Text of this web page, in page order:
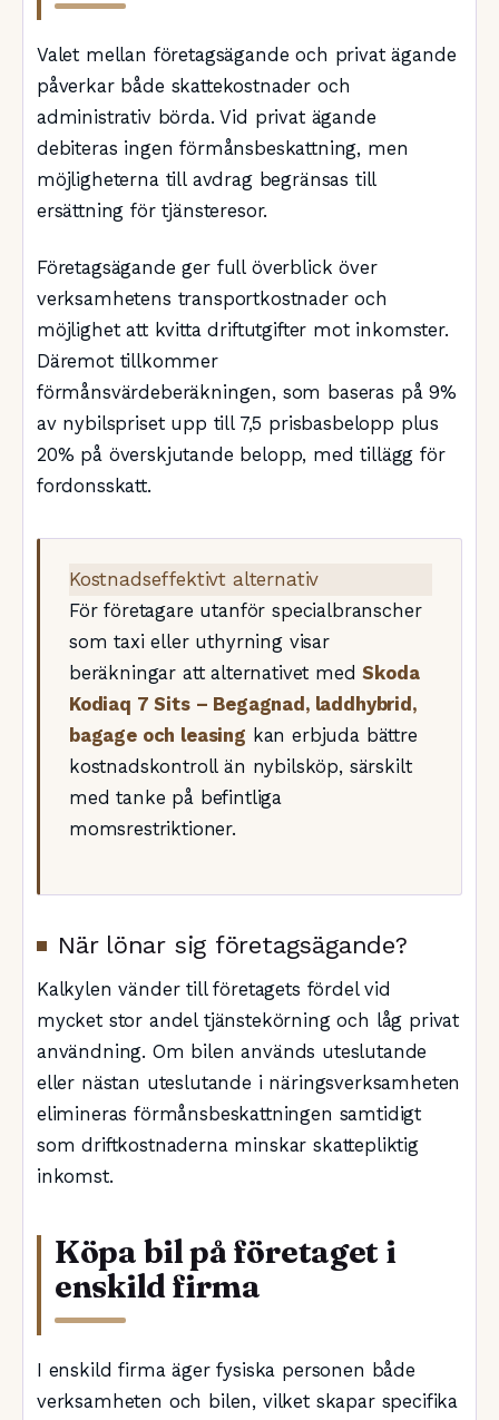
Valet mellan företagsägande och privat ägande
påverkar både skattekostnader och
administrativ börda. Vid privat ägande
debiteras ingen förmånsbeskattning, men
möjligheterna till avdrag begränsas till
ersättning för tjänsteresor.
Företagsägande ger full överblick över
verksamhetens transportkostnader och
möjlighet att kvitta driftutgifter mot inkomster.
Däremot tillkommer
förmånsvärdeberäkningen, som baseras på 9%
av nybilspriset upp till 7,5 prisbasbelopp plus
20% på överskjutande belopp, med tillägg för
fordonsskatt.
Kostnadseffektivt alternativ
För företagare utanför specialbranscher
som taxi eller uthyrning visar
beräkningar att alternativet medSkoda
Kodiaq 7 Sits – Begagnad, laddhybrid,
bagage och leasing kan erbjuda bättre
kostnadskontroll än nybilsköp, särskilt
med tanke på befintliga
momsrestriktioner.
När lönar sig företagsägande?
Kalkylen vänder till företagets fördel vid
mycket stor andel tjänstekörning och låg privat
användning. Om bilen används uteslutande
eller nästan uteslutande i näringsverksamheten
elimineras förmånsbeskattningen samtidigt
som driftkostnaderna minskar skattepliktig
inkomst.
Köpa bil på företaget i
enskild firma
I enskild firma äger fysiska personen både
verksamheten och bilen, vilket skapar specifika